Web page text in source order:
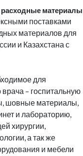
материалы
поставками
материалов для
и Казахстана с
для
– госпитальную
шовные материалы,
и лабораторию,
хирургии,
а так же
и мебели